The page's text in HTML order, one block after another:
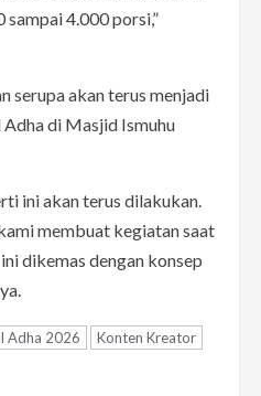
4.000 porsi,”
serupa akan terus menjadi
di Masjid Ismuhu
ini akan terus dilakukan.
membuat kegiatan saat
dikemas dengan konsep
Adha 2026
Konten Kreator